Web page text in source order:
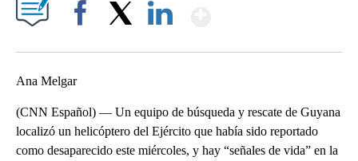
Ana Melgar
(CNN Español) — Un equipo de búsqueda y rescate de Guyana
localizó un helicóptero del Ejército que había sido reportado
como desaparecido este miércoles, y hay “señales de vida” en la